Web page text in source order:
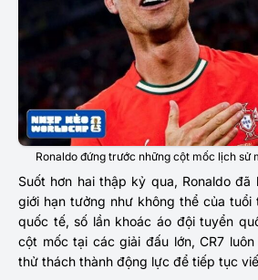
Ronaldo đứng trước những cột mốc lịch sử
Suốt hơn hai thập kỷ qua, Ronaldo
giới hạn tưởng như không thể của
quốc tế, số lần khoác áo đội tuyển
cột mốc tại các giải đấu lớn, CR7
thử thách thành động lực để tiếp tục